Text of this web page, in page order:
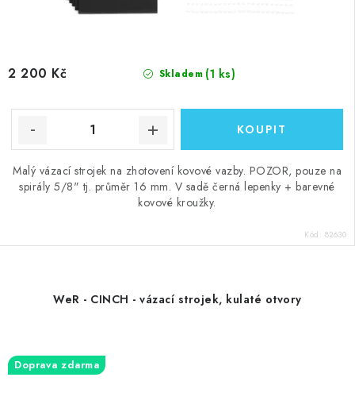
Skladem (1 ks)
2 200 Kč
Malý vázací strojek na zhotovení kovové vazby. POZOR, pouze na
spirály 5/8" tj. průměr 16 mm. V sadě černá lepenky + barevné
kovové kroužky.
Kód: 82630
WeR - CINCH - vázací strojek, kulaté otvory
Doprava zdarma